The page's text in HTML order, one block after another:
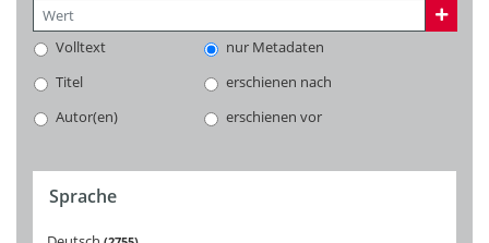
Volltext
nur Metadaten
Titel
erschienen nach
Autor(en)
erschienen vor
Sprache